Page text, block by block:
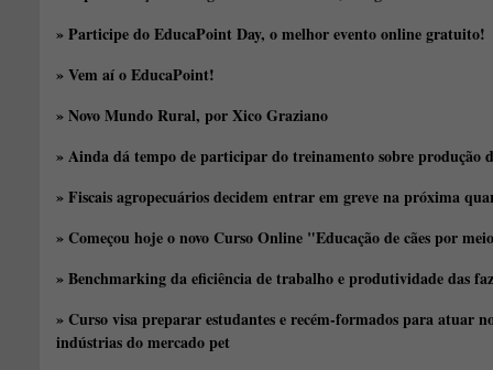
» Participe do EducaPoint Day, o melhor evento online gratuito!
» Vem aí o EducaPoint!
» Novo Mundo Rural, por Xico Graziano
» Ainda dá tempo de participar do treinamento sobre produção
» Fiscais agropecuários decidem entrar em greve na próxima
» Começou hoje o novo Curso Online "Educação de cães por
» Benchmarking da eficiência de trabalho e produtividade das
» Curso visa preparar estudantes e recém-formados para atuar
indústrias do mercado pet